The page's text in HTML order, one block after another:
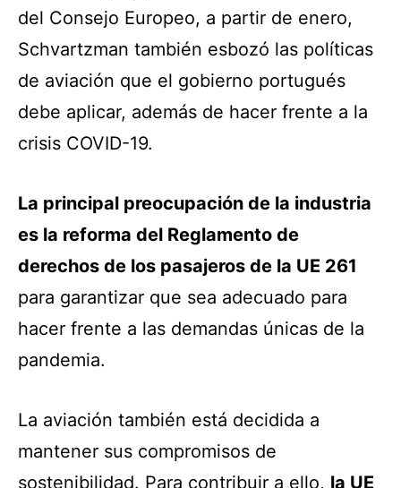
del Consejo Europeo, a partir de enero,
Schvartzman también esbozó las políticas
de aviación que el gobierno portugués
debe aplicar, además de hacer frente a la
crisis COVID-19.
La principal preocupación de la industria
es la reforma del Reglamento de
derechos de los pasajeros de la UE 261
para garantizar que sea adecuado para
hacer frente a las demandas únicas de la
pandemia.
La aviación también está decidida a
mantener sus compromisos de
sostenibilidad. Para contribuir a ello, la UE